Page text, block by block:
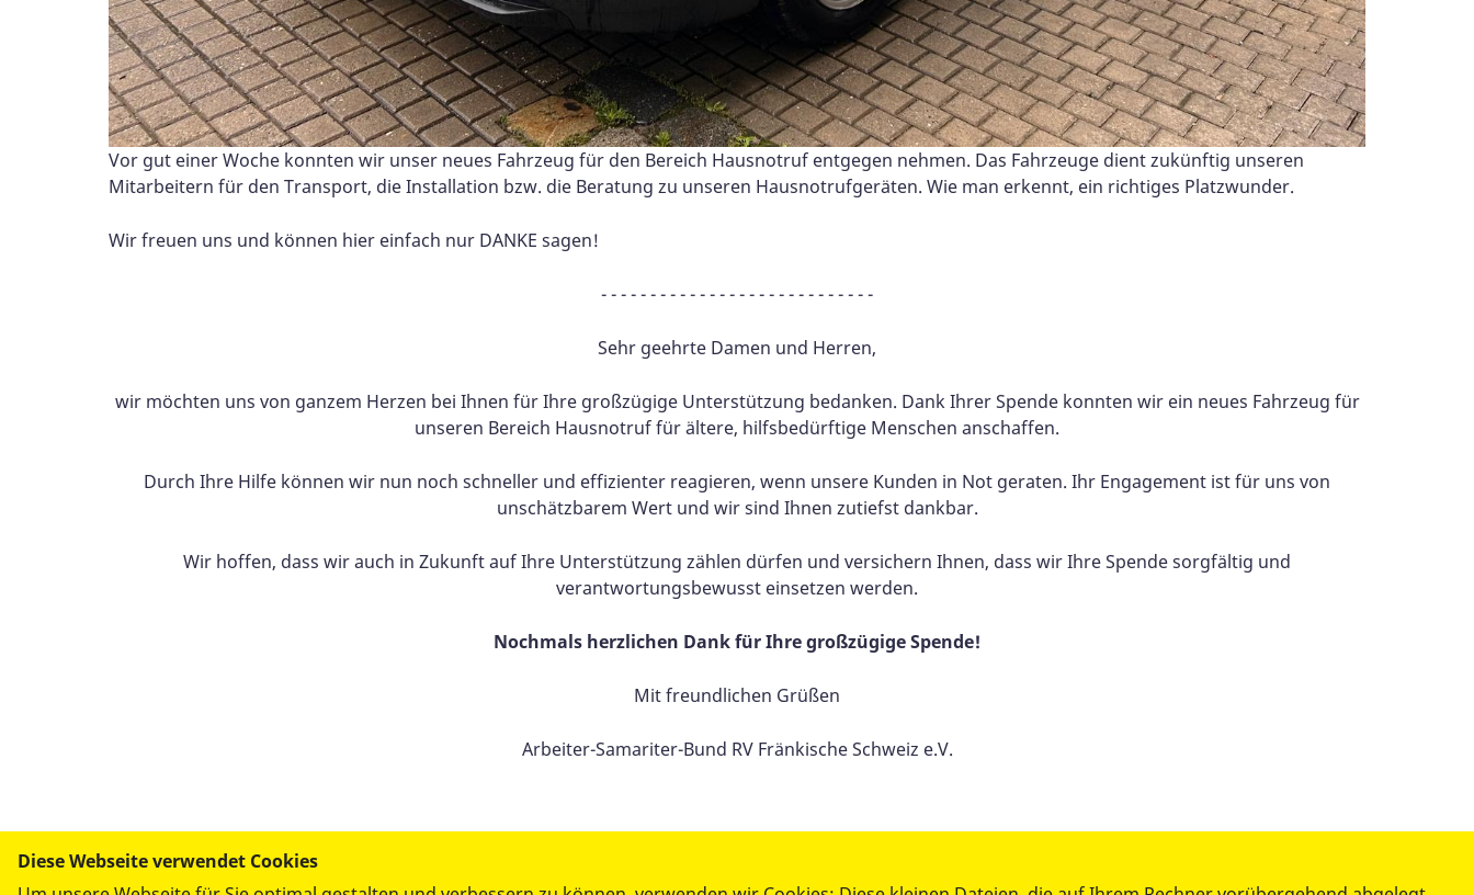
Vor gut einer Woche konnten wir unser neues Fahrzeug für den Bereich Hausnotruf entgegen nehmen. Das Fahrzeuge dient zukünftig unseren
Mitarbeitern für den Transport, die Installation bzw. die Beratung zu unseren Hausnotrufgeräten. Wie man erkennt, ein richtiges Platzwunder.
Wir freuen uns und können hier einfach nur DANKE sagen!
- - - - - - - - - - - - - - - - - - - - - - - - - - - -
Sehr geehrte Damen und Herren,
wir möchten uns von ganzem Herzen bei Ihnen für Ihre großzügige Unterstützung bedanken. Dank Ihrer Spende konnten wir ein neues Fahrzeug für
unseren Bereich Hausnotruf für ältere, hilfsbedürftige Menschen anschaffen.
Durch Ihre Hilfe können wir nun noch schneller und effizienter reagieren, wenn unsere Kunden in Not geraten. Ihr Engagement ist für uns von
unschätzbarem Wert und wir sind Ihnen zutiefst dankbar.
Wir hoffen, dass wir auch in Zukunft auf Ihre Unterstützung zählen dürfen und versichern Ihnen, dass wir Ihre Spende sorgfältig und
verantwortungsbewusst einsetzen werden.
Nochmals herzlichen Dank für Ihre großzügige Spende!
Mit freundlichen Grüßen
Arbeiter-Samariter-Bund RV Fränkische Schweiz e.V.
Mehr Informationen und Bilder findet Ihr
Diese Webseite verwendet Cookies